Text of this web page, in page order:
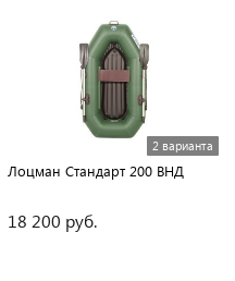
2 варианта
Лоцман Стандарт 200 ВНД
18 200 руб.